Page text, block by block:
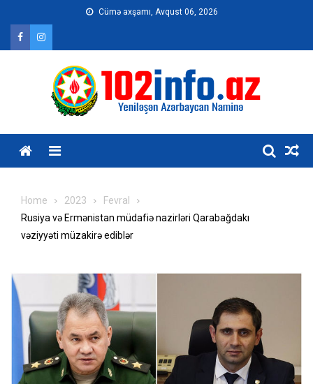
content
Cümə axşamı, Avqust 06, 2026
Home 2023
Fevral
Rusiya və Ermənistan müdafiə nazirləri Qarabağdakı
vəziyyəti müzakirə ediblər